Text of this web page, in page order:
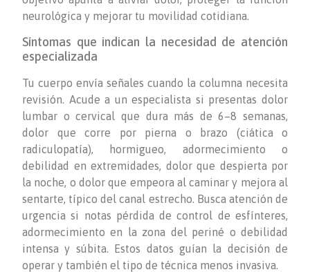
neurológica y mejorar tu movilidad cotidiana.
Síntomas que indican la necesidad de atención
especializada
Tu cuerpo envía señales cuando la columna necesita
revisión. Acude a un especialista si presentas dolor
lumbar o cervical que dura más de 6–8 semanas,
dolor que corre por pierna o brazo (ciática o
radiculopatía), hormigueo, adormecimiento o
debilidad en extremidades, dolor que despierta por
la noche, o dolor que empeora al caminar y mejora al
sentarte, típico del canal estrecho. Busca atención de
urgencia si notas pérdida de control de esfínteres,
adormecimiento en la zona del periné o debilidad
intensa y súbita. Estos datos guían la decisión de
operar y también el tipo de técnica menos invasiva.